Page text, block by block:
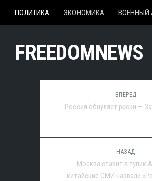
ПОЛИТИКА ЭКОНОМИКА ВОЕННЫЙ
FREEDOMNEWS
ВПЕРЕД
Россия обнуляет риски —
НАЗАД
Москва ставит в тупик
китайские СМИ назвали